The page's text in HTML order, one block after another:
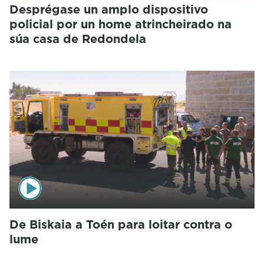
Desprégase un amplo dispositivo
policial por un home atrincheirado na
súa casa de Redondela
De Biskaia a Toén para loitar contra o
lume